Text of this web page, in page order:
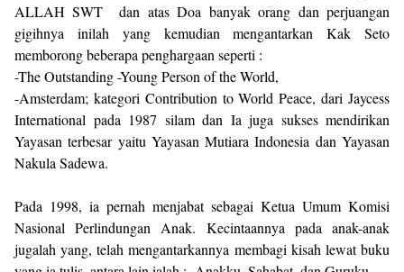
ALLAH SWT dan atas Doa banyak orang dan perjuangan
gigihnya inilah yang kemudian mengantarkan Kak Seto
memborong beberapa penghargaan seperti :
-The Outstanding -Young Person of the World,
-Amsterdam; kategori Contribution to World Peace, dari Jaycess
International pada 1987 silam dan Ia juga sukses mendirikan
Yayasan terbesar yaitu Yayasan Mutiara Indonesia dan Yayasan
Nakula Sadewa.
Pada 1998, ia pernah menjabat sebagai Ketua Umum Komisi
Nasional Perlindungan Anak. Kecintaannya pada anak-anak
jugalah yang, telah mengantarkannya membagi kisah lewat buku